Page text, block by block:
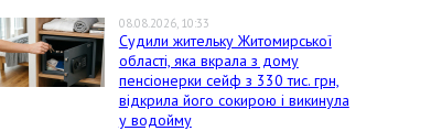
08.08.2026, 10:33
Судили жительку Житомирської
області, яка вкрала з дому
пенсіонерки сейф з 330 тис. грн,
відкрила його сокирою і викинула
у водойму